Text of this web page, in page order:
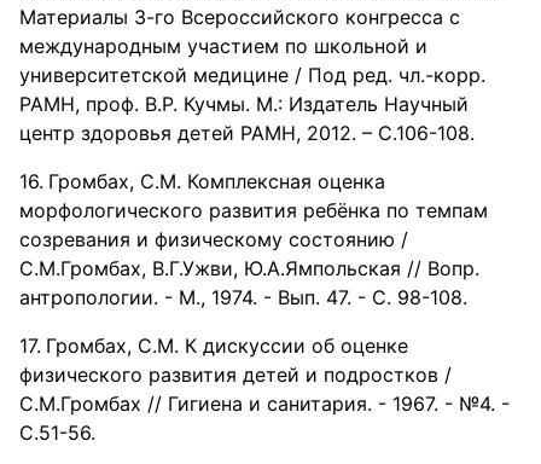
Материалы 3-го Всероссийского конгресса с
международным участием по школьной и
университетской медицине / Под ред. чл.-корр.
РАМН, проф. В.Р. Кучмы. М.: Издатель Научный
центр здоровья детей РАМН, 2012. – С.106-108.
Громбах, С.М. Комплексная оценка
морфологического развития ребёнка по темпам
созревания и физическому состоянию /
С.М.Громбах, В.Г.Ужви, Ю.А.Ямпольская // Вопр.
антропологии. - М., 1974. - Вып. 47. - С. 98-108.
Громбах, С.М. К дискуссии об оценке
физического развития детей и подростков /
С.М.Громбах // Гигиена и санитария. - 1967. - №4. -
С.51-56.